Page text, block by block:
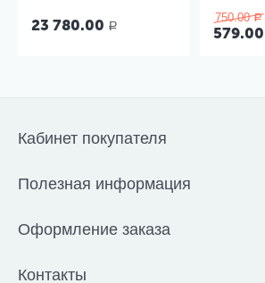
23 780.00 Р
750.00 Р
579.00
Кабинет покупателя
Полезная информация
Оформление заказа
Контакты